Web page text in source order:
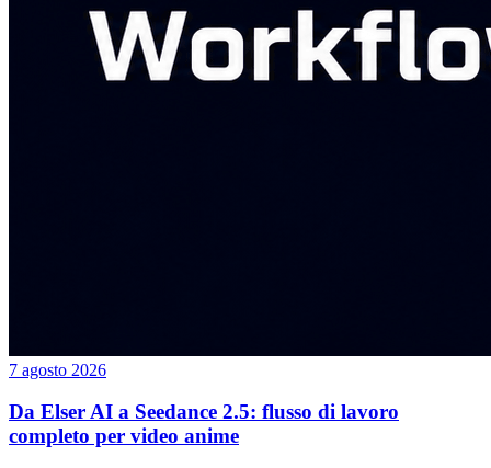
7 agosto 2026
Da Elser AI a Seedance 2.5: flusso di lavoro
completo per video anime